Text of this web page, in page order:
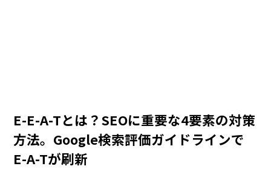
E-E-A-Tとは？SEOに重要な4要素の対策
方法。Google検索評価ガイドラインで
E-A-Tが刷新